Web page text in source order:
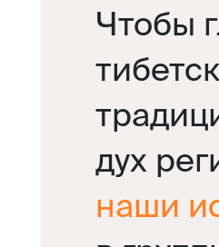
Чтобы
дух
наши